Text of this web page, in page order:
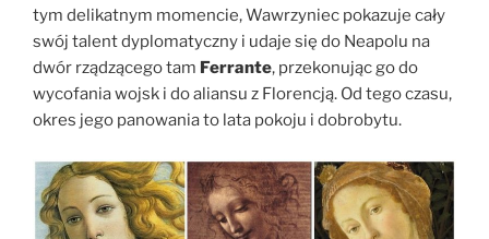
tym delikatnym momencie, Wawrzyniec pokazuje cały
swój talent dyplomatyczny i udaje się do Neapolu na
dwór rządzącego tam Ferrante, przekonując go do
wycofania wojsk i do aliansu z Florencją. Od tego czasu,
okres jego panowania to lata pokoju i dobrobytu.